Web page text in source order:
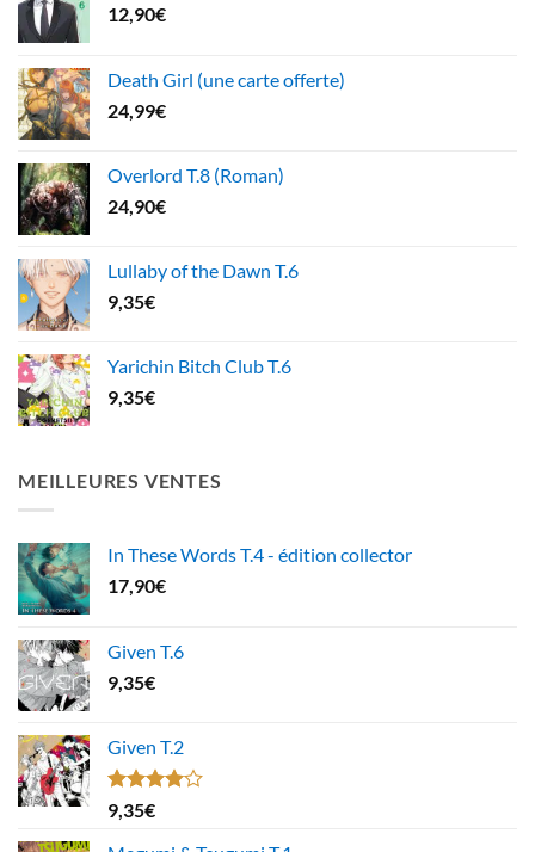
12,90€
Death Girl (une carte offerte)
24,99€
Overlord T.8 (Roman)
24,90€
Lullaby of the Dawn T.6
9,35€
Yarichin Bitch Club T.6
9,35€
MEILLEURES VENTES
In These Words T.4 - édition collector
17,90€
Given T.6
9,35€
Given T.2
Note
4.00
5
9,35€